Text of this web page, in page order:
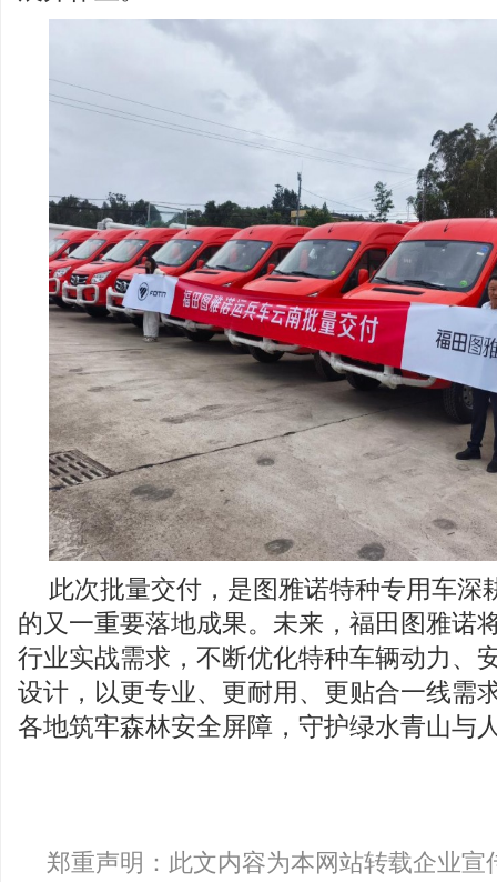
此次批量交付，是图雅诺特种专用车深
的又一重要落地成果。未来，福田图雅诺
行业实战需求，不断优化特种车辆动力、
设计，以更专业、更耐用、更贴合一线需
各地筑牢森林安全屏障，守护绿水青山与
郑重声明：此文内容为本网站转载企业宣